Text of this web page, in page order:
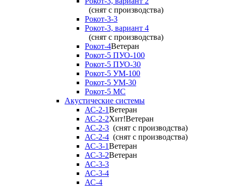
(снят с производства)
Рокот-3-3
Рокот-3, вариант 4
(снят с производства)
Рокот-4Ветеран
Рокот-5 ПУО-100
Рокот-5 ПУО-30
Рокот-5 УМ-100
Рокот-5 УМ-30
Рокот-5 МС
Акустические системы
АС-2-1Ветеран
АС-2-2Хит!Ветеран
АС-2-3 (снят с производства)
АС-2-4 (снят с производства)
АС-3-1Ветеран
АС-3-2Ветеран
АС-3-3
АС-3-4
АС-4